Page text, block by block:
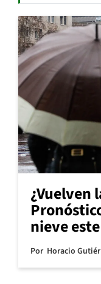
¿Vuelven
nieve
Por Horacio